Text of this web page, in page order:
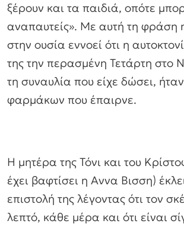
ξέρουν και τα παιδιά, οπότε
αναπαυτείς». Με αυτή τη φράση
στην ουσία εννοεί ότι η
της την περασμένη Τετάρτη στο
τη συναυλία που είχε δώσει,
φαρμάκων που έπαιρνε.
Η μητέρα της Τόνι και του
έχει βαφτίσει η Αννα Βισση)
επιστολή της λέγοντας ότι τον
λεπτό, κάθε μέρα και ότι είναι